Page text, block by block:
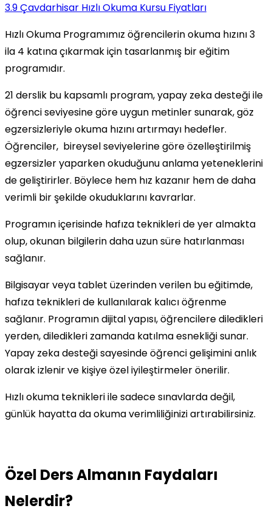
3.9Çavdarhisar Hızlı Okuma Kursu Fiyatları
Hızlı Okuma Programımız öğrencilerin okuma hızını 3
ila 4 katına çıkarmak için tasarlanmış bir eğitim
programıdır.
21 derslik bu kapsamlı program, yapay zeka desteği ile
öğrenci seviyesine göre uygun metinler sunarak, göz
egzersizleriyle okuma hızını artırmayı hedefler.
Öğrenciler, bireysel seviyelerine göre özelleştirilmiş
egzersizler yaparken okuduğunu anlama yeteneklerini
de geliştirirler. Böylece hem hız kazanır hem de daha
verimli bir şekilde okuduklarını kavrarlar.
Programın içerisinde hafıza teknikleri de yer almakta
olup, okunan bilgilerin daha uzun süre hatırlanması
sağlanır.
Bilgisayar veya tablet üzerinden verilen bu eğitimde,
hafıza teknikleri de kullanılarak kalıcı öğrenme
sağlanır. Programın dijital yapısı, öğrencilere diledikleri
yerden, diledikleri zamanda katılma esnekliği sunar.
Yapay zeka desteği sayesinde öğrenci gelişimini anlık
olarak izlenir ve kişiye özel iyileştirmeler önerilir.
Hızlı okuma teknikleri ile sadece sınavlarda değil,
günlük hayatta da okuma verimliliğinizi artırabilirsiniz.
Özel Ders Almanın Faydaları
Nelerdir?